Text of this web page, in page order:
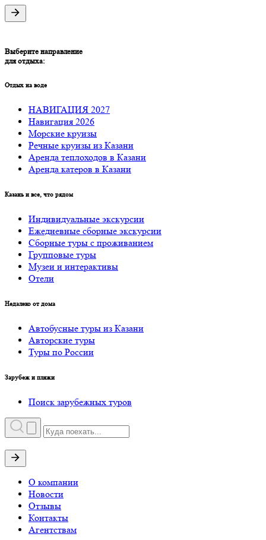
Выберите направление
для отдыха:
Отдых на воде
НАВИГАЦИЯ 2027
Навигация 2026
Морские круизы
Речные круизы из Казани
Аренда теплоходов в Казани
Аренда катеров в Казани
Казань и все, что рядом
Индивидуальные экскурсии
Ежедневные сборные экскурсии
Сборные туры с проживанием
Групповые туры
Музеи и интерактивы
Отели
Недалеко от дома
Автобусные туры из Казани
Авторские туры
Туры по России
Зарубеж и пляжи
Поиск зарубежных туров
О компании
Новости
Отзывы
Контакты
Агентствам